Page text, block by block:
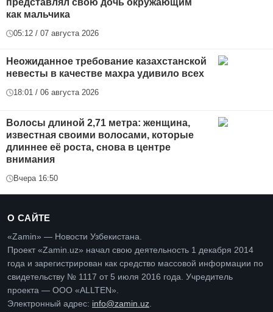
представлял свою дочь окружающим
как мальчика
05:12 / 07 августа 2026
Неожиданное требование казахстанской
невесты в качестве махра удивило всех
18:01 / 06 августа 2026
Волосы длиной 2,71 метра: женщина,
известная своими волосами, которые
длиннее её роста, снова в центре
внимания
Вчера 16:50
О САЙТЕ
«Zamin» — Новости Узбекистана.
Проект «Zamin.uz» начал свою деятельность 1 декабря 2014
года и зарегистрирован как средство массовой информации по
свидетельству № 1117 от 5 июля 2016 года. Учредитель
проекта — ООО «ALLTEN».
Электронный адрес: info@zamin.uz.